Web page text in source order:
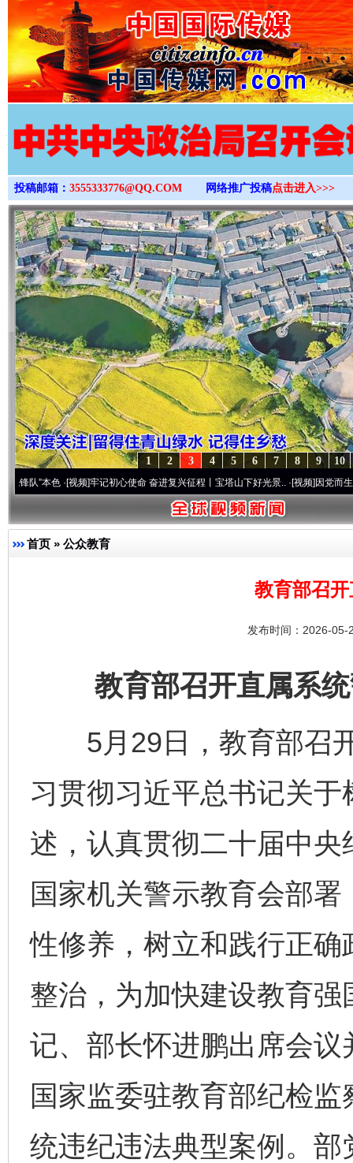
>
投稿邮箱： 3555333776@QQ.COM 网络推广投稿点击进入>>>
10
9
8
7
6
5
4
3
2
1
·[视频]牢记初心使命 奋进复兴征程丨宝塔山下好光景..·[视频]因党而生 为党而战
首页 » 公众教育
教育部召
发布时间：2026-
教育部召开直属系统
5月29日，教育部召开
习贯彻习近平总书记关
述，认真贯彻二十届中
国家机关警示教育会部
性修养，树立和践行正
整治，为加快建设教育
记、部长怀进鹏出席会
国家监委驻教育部纪检
统违纪违法典型案例。